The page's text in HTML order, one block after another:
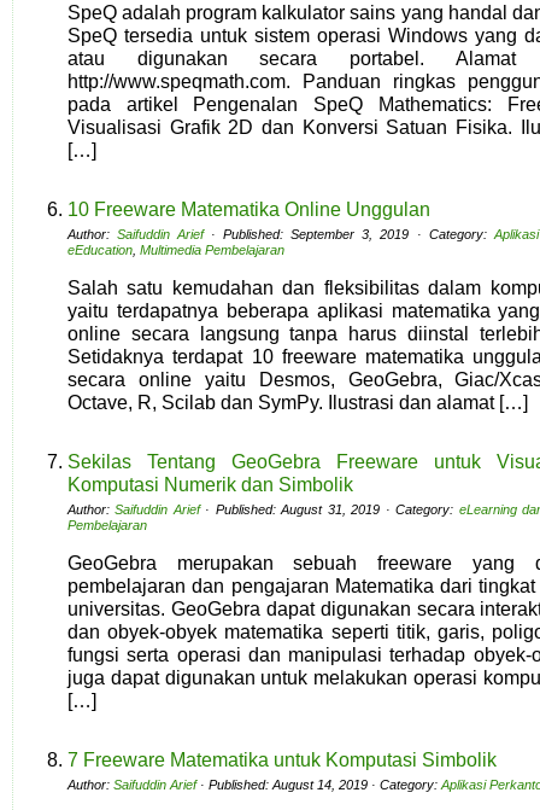
SpeQ adalah program kalkulator sains yang handal
SpeQ tersedia untuk sistem operasi Windows yang
atau digunakan secara portabel.
http://www.speqmath.com. Panduan ringkas
pada artikel Pengenalan SpeQ Mathematics:
Visualisasi Grafik 2D dan Konversi Satuan Fisika.
[…]
10 Freeware Matematika Online Unggulan
Author:Saifuddin Arief· Published: September 3, 2019 · Category:
eEducation Multimedia Pembelajaran
Salah satu kemudahan dan fleksibilitas dalam
yaitu terdapatnya beberapa aplikasi matematika
online secara langsung tanpa harus diinstal
Setidaknya terdapat 10 freeware matematika
secara online yaitu Desmos, GeoGebra, Giac/
Octave, R, Scilab dan SymPy. Ilustrasi dan alamat […]
Sekilas Tentang GeoGebra Freeware untuk
Komputasi Numerik dan Simbolik
Author:Saifuddin Arief· Published: August 31, 2019 · Category: eLearning
Pembelajaran
GeoGebra merupakan sebuah freeware yang
pembelajaran dan pengajaran Matematika dari
universitas. GeoGebra dapat digunakan secara
dan obyek-obyek matematika seperti titik, garis,
fungsi serta operasi dan manipulasi terhadap obyek-
juga dapat digunakan untuk melakukan operasi
[…]
7 Freeware Matematika untuk Komputasi Simbolik
Author: Saifuddin Arief· Published: August 14, 2019 · Category: Aplikasi